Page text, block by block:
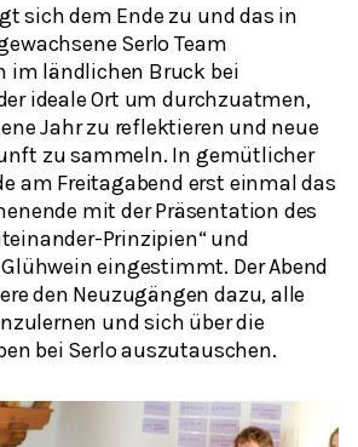
sich dem Ende zu und das in
Serlo Team
im ländlichen Bruck bei
ideale Ort um durchzuatmen,
Jahr zu reflektieren und neue
zu sammeln. In gemütlicher
am Freitagabend erst einmal das
mit der Präsentation des
Prinzipien“ und
eingestimmt. Der Abend
den Neuzugängen dazu, alle
und sich über die
bei Serlo auszutauschen.